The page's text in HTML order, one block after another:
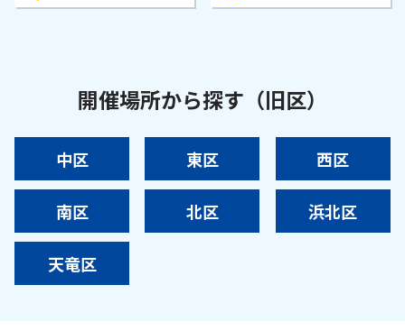
開催場所から探す（旧区）
中区 東区 西区
南区 北区 浜北区
天竜区